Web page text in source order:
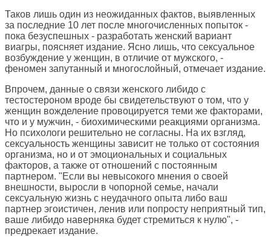
Таков лишь один из неожиданных фактов, выявленных
за последние 10 лет после многочисленных попыток -
пока безуспешных - разработать женский вариант
виагры, поясняет издание. Ясно лишь, что сексуальное
возбуждение у женщин, в отличие от мужского, -
феномен запутанный и многослойный, отмечает издание.
Впрочем, данные о связи женского либидо с
тестостероном вроде бы свидетельствуют о том, что у
женщин вожделение провоцируется теми же факторами,
что и у мужчин, - биохимическими реакциями организма.
Но психологи решительно не согласны. На их взгляд,
сексуальность женщины зависит не только от состояния
организма, но и от эмоциональных и социальных
факторов, а также от отношений с постоянным
партнером. "Если вы невысокого мнения о своей
внешности, выросли в чопорной семье, начали
сексуальную жизнь с неудачного опыта либо ваш
партнер эгоистичен, ленив или попросту неприятный тип,
ваше либидо наверняка будет стремиться к нулю", -
предрекает издание.